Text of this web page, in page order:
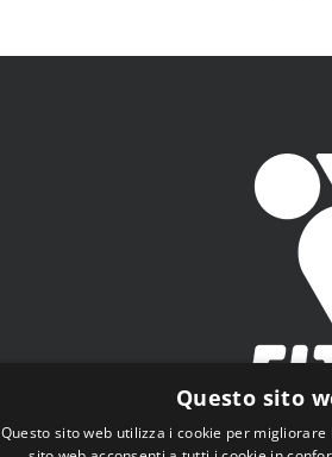
Questo sito
Questo sito web utilizza i cookie per